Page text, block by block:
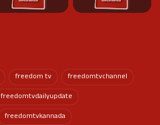
freedom tv
freedomtvchannel
freedomtvdailyupdate
freedomtvkannada